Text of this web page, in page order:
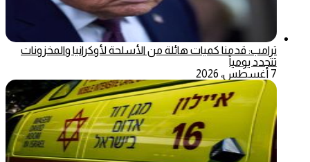
ترامب: قدمنا كميات هائلة من الأسلحة لأوكرانيا والمخزونات
تتجدد يومياً
7 أغسطس، 2026